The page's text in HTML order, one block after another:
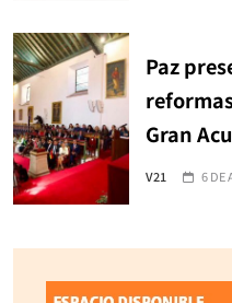
Paz
Gran
V21 6 DE